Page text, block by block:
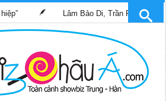
Lâm Bảo Di, Trần Pháp Dung tái